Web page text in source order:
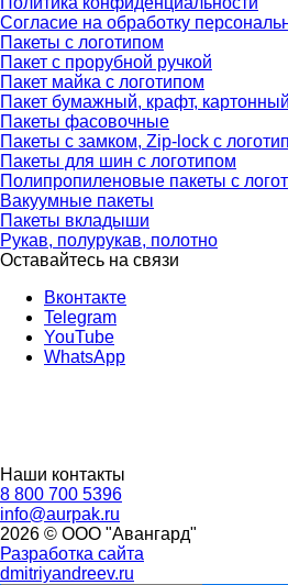
Согласие на обработку
Пакеты с логотипом
Пакет с прорубной ручкой
Пакет майка с логотипом
Пакет бумажный, крафт, картонный
Пакеты фасовочные
Пакеты с замком, Zip-lock с
Пакеты для шин с логотипом
Полипропиленовые пакеты с
Вакуумные пакеты
Пакеты вкладыши
Рукав, полурукав, полотно
Оставайтесь на связи
Вконтакте
Telegram
YouTube
WhatsApp
Наши контакты
8 800 700 5396
info@aurpak.ru
2026 © ООО "Авангард"
Разработка сайта
dmitriyandreev.ru